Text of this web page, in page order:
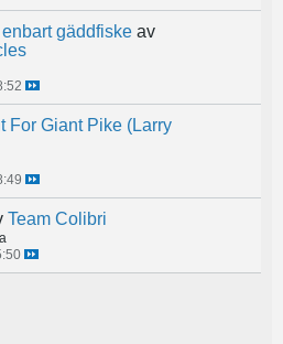
gäddfiske av
For Giant Pike (Larry
Team Colibri